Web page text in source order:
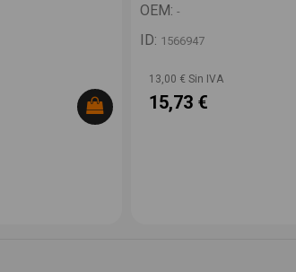
OEM: -
ID: 1566947
13,00 € Sin IVA
15,73 €